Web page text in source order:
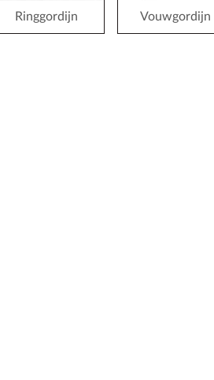
Ringgordijn Vouwgordijn